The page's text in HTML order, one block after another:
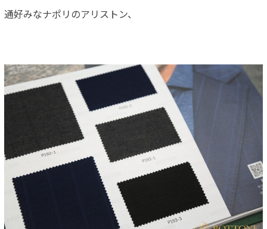
通好みなナポリのアリストン、